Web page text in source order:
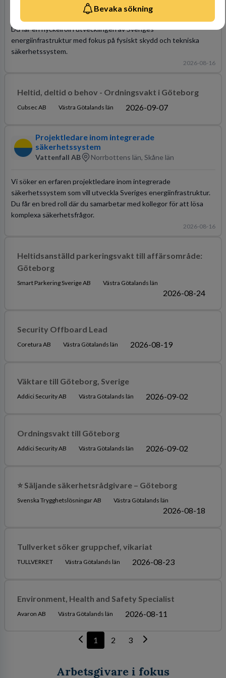
Bevaka sökning
Norrbottens län, Skåne län
Du får en nyckelroll i utvecklingen av Sveriges
energiinfrastruktur med fokus på fysiskt skydd och tekniska
säkerhetssystem.
2026-08-16
Heltid, deltid o behov - Ordningsvakt i Göteborg
Cubsec AB Västra Götalands län 2026-09-07
Projektledare inom integrerade
säkerhetssystem
Vattenfall AB Norrbottens län, Skåne län
Vi söker en erfaren projektledare inom integrerade
säkerhetssystem som vill utveckla Sveriges energiinfrastruktur.
Du får en bred roll där du samarbetar med kollegor för att lösa
komplexa säkerhetsfrågor.
2026-08-16
Heltidsanställd parkeringsvakt till affärsområde:
Göteborg
Smart Parkering Sverige AB Västra Götalands län
2026-08-24
Security Offboard Lead
Coretura AB Västra Götalands län 2026-08-19
Väktare till Göteborg, Sverige
Addici Security AB Västra Götalands län 2026-09-02
Ordningsvakt till Göteborg
Addici Security AB Västra Götalands län 2026-09-02
⭐ Säljande säkerhetsrådgivare – Göteborg
Svenska Trygghetslösningar AB Västra Götalands län
2026-08-18
Tullverket söker gruppchef, vikariat
TULLVERKET Västra Götalands län 2026-08-23
Environment, Health and Safety Specialist
Avaron AB Västra Götalands län 2026-08-11
1 2 3
Arbetsgivare i fokus